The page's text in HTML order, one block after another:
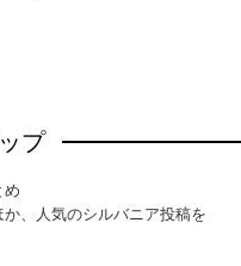
プ
め
か、人気のシルバニア投稿を